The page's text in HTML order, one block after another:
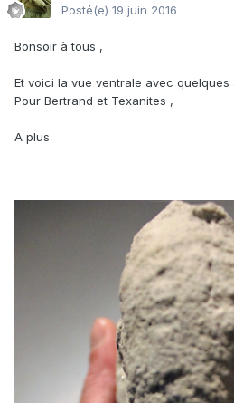
Posté(e) 19 juin 2016
Bonsoir à tous ,
Et voici la vue ventrale avec quelques
Pour Bertrand et Texanites ,
A plus